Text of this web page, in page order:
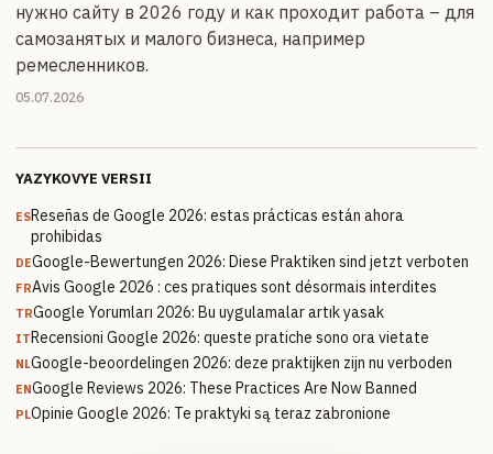
нужно сайту в 2026 году и как проходит работа – для
самозанятых и малого бизнеса, например
ремесленников.
05.07.2026
YAZYKOVYE VERSII
ESReseñas de Google 2026: estas prácticas están ahora
prohibidas
DEGoogle-Bewertungen 2026: Diese Praktiken sind jetzt verboten
FRAvis Google 2026 : ces pratiques sont désormais interdites
TRGoogle Yorumları 2026: Bu uygulamalar artık yasak
ITRecensioni Google 2026: queste pratiche sono ora vietate
NLGoogle-beoordelingen 2026: deze praktijken zijn nu verboden
ENGoogle Reviews 2026: These Practices Are Now Banned
PLOpinie Google 2026: Te praktyki są teraz zabronione